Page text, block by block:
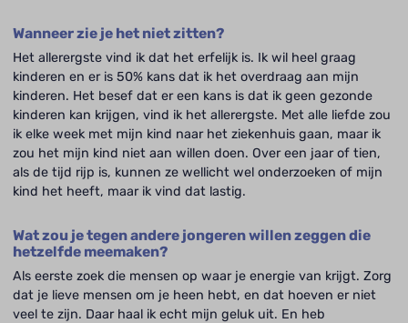
Wanneer zie je het niet zitten?
Het allerergste vind ik dat het erfelijk is. Ik wil heel graag
kinderen en er is 50% kans dat ik het overdraag aan mijn
kinderen. Het besef dat er een kans is dat ik geen gezonde
kinderen kan krijgen, vind ik het allerergste. Met alle liefde zou
ik elke week met mijn kind naar het ziekenhuis gaan, maar ik
zou het mijn kind niet aan willen doen. Over een jaar of tien,
als de tijd rijp is, kunnen ze wellicht wel onderzoeken of mijn
kind het heeft, maar ik vind dat lastig.
Wat zou je tegen andere jongeren willen zeggen die
hetzelfde meemaken?
Als eerste zoek die mensen op waar je energie van krijgt. Zorg
dat je lieve mensen om je heen hebt, en dat hoeven er niet
veel te zijn. Daar haal ik echt mijn geluk uit. En heb